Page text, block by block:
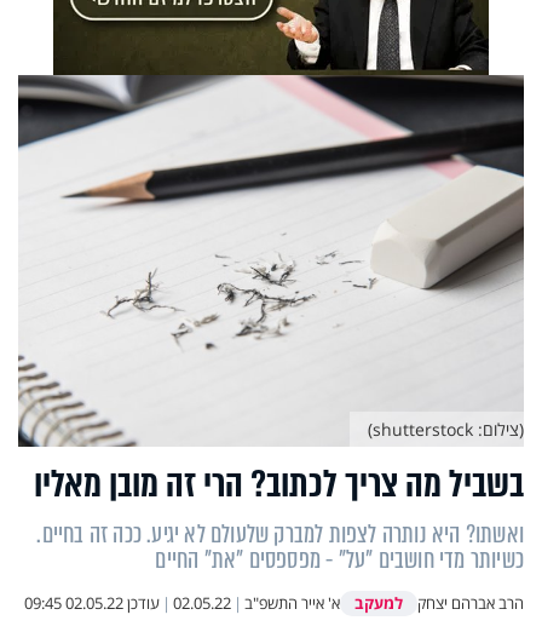
בשביל מה צריך לכתוב? הרי זה מובן מאליו
ואשתו? היא נותרה לצפות למברק שלעולם לא יגיע. ככה זה בחיים.
כשיותר מדי חושבים "על" - מפספסים "את" החיים
הרב אברהם יצחק למעקב א' אייר התשפ"ב |
02.05.22
| עודכן02.05.22 09:45
(צילום: shutterstock)